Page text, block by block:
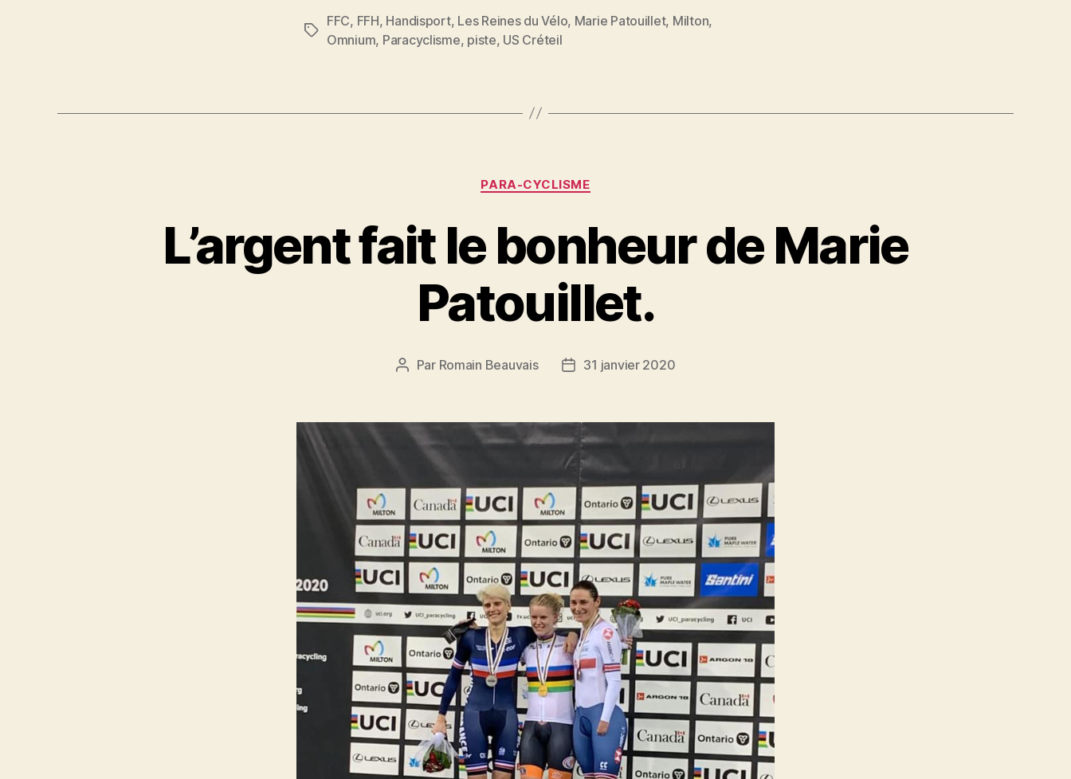
Étiquettes
FFC, FFH, Handisport, Les Reines du Vélo, Marie Patouillet, Milton,
Omnium, Paracyclisme, piste, US Créteil
Catégories
PARA-CYCLISME
L’argent fait le bonheur de Marie
Patouillet.
Auteur
Par Romain Beauvais
Date31 janvier 2020